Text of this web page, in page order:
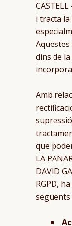
CASTELL
i tracta la
dins de
Amb
que
LA
DAVID
RGPD,
següents